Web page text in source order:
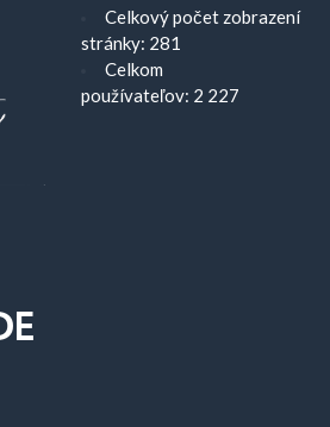
Celkový počet zobrazení
stránky: 281
Celkom
používateľov: 2 227